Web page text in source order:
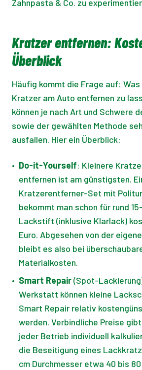
Zahnpasta & Co. zu
Kratzer entfernen:
Überblick
Häufig kommt die Frage auf:
Kratzer am Auto entfernen zu
können je nach Art und Schwere
sowie der gewählten Methode
ausfallen. Hier ein Überblick:
• Do-it-Yourself: Kleinere
entfernen ist am günstigsten.
Kratzerentferner-Set mit
bekommt man schon für rund
Lackstift (inklusive Klarlack)
Euro. Abgesehen von der
bleibt es also bei
Materialkosten.
• Smart Repair(Spot-
Werkstatt können kleine
Smart Repair relativ
werden. Verbindliche Preise
jeder Betrieb individuell
die Beseitigung eines
cm Durchmesser etwa 40 bis